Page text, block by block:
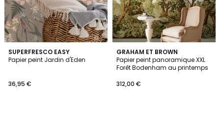
SUPERFRESCO EASY
Papier peint Jardin d'Eden
36,95 €
GRAHAM ET BROWN
Papier peint panoramique XXL
Forêt Bodenham au printemps
312,00 €